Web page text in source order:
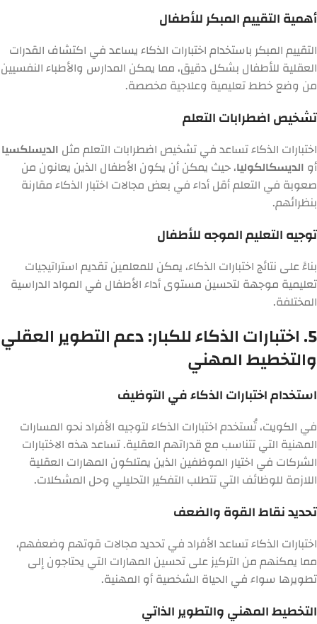
أهمية التقييم المبكر للأطفال
التقييم المبكر باستخدام اختبارات الذكاء يساعد في اكتشاف القدرات
العقلية للأطفال بشكل دقيق، مما يمكن المدارس والأطباء النفسيين
من وضع خطط تعليمية وعلاجية مخصصة.
تشخيص اضطرابات التعلم
اختبارات الذكاء تساعد في تشخيص اضطرابات التعلم مثل الديسلكسيا
أو الديسكالكوليا، حيث يمكن أن يكون الأطفال الذين يعانون من
صعوبة في التعلم أقل أداء في بعض مجالات اختبار الذكاء مقارنة
بنظرائهم.
توجيه التعليم الموجه للأطفال
بناءً على نتائج اختبارات الذكاء، يمكن للمعلمين تقديم استراتيجيات
تعليمية موجهة لتحسين مستوى أداء الأطفال في المواد الدراسية
المختلفة.
5. اختبارات الذكاء للكبار: دعم التطوير العقلي
والتخطيط المهني
استخدام اختبارات الذكاء في التوظيف
في الكويت، تُستخدم اختبارات الذكاء لتوجيه الأفراد نحو المسارات
المهنية التي تتناسب مع قدراتهم العقلية. تساعد هذه الاختبارات
الشركات في اختيار الموظفين الذين يمتلكون المهارات العقلية
اللازمة للوظائف التي تتطلب التفكير التحليلي وحل المشكلات.
تحديد نقاط القوة والضعف
اختبارات الذكاء تساعد الأفراد في تحديد مجالات قوتهم وضعفهم،
مما يمكنهم من التركيز على تحسين المهارات التي يحتاجون إلى
تطويرها سواء في الحياة الشخصية أو المهنية.
التخطيط المهني والتطوير الذاتي